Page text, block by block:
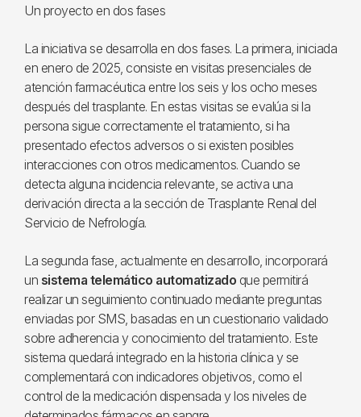
Un proyecto en dos fases
La iniciativa se desarrolla en dos fases. La primera, iniciada
en enero de 2025, consiste en visitas presenciales de
atención farmacéutica entre los seis y los ocho meses
después del trasplante. En estas visitas se evalúa si la
persona sigue correctamente el tratamiento, si ha
presentado efectos adversos o si existen posibles
interacciones con otros medicamentos. Cuando se
detecta alguna incidencia relevante, se activa una
derivación directa a la sección de Trasplante Renal del
Servicio de Nefrología.
La segunda fase, actualmente en desarrollo, incorporará
un sistema telemático automatizado que permitirá
realizar un seguimiento continuado mediante preguntas
enviadas por SMS, basadas en un cuestionario validado
sobre adherencia y conocimiento del tratamiento. Este
sistema quedará integrado en la historia clínica y se
complementará con indicadores objetivos, como el
control de la medicación dispensada y los niveles de